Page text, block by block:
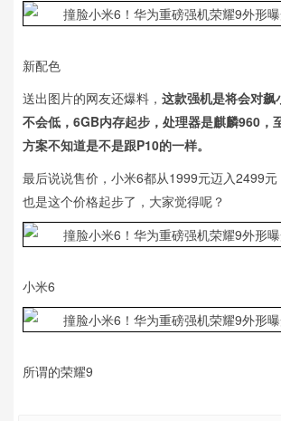
新配色
送出图片的网友还爆料， 这款强机是将会对飙
不会低，6GB内存起步，处理器是麒麟960，
方案不知道是不是跟P10的一样。
最后说说售价，小米6都从1999元迈入2499
也是这个价格起步了，大家觉得呢？
小米6
所谓的荣耀9